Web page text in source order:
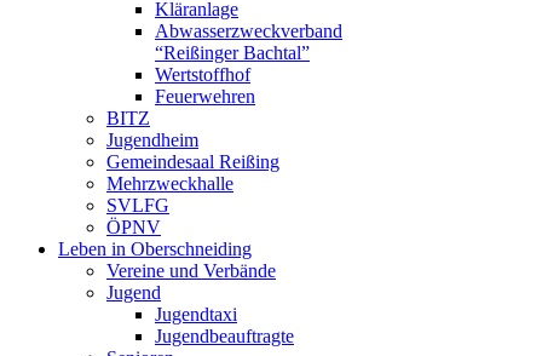
Kläranlage
Abwasserzweckverband
“Reißinger Bachtal”
Wertstoffhof
Feuerwehren
BITZ
Jugendheim
Gemeindesaal Reißing
Mehrzweckhalle
SVLFG
ÖPNV
Leben in Oberschneiding
Vereine und Verbände
Jugend
Jugendtaxi
Jugendbeauftragte